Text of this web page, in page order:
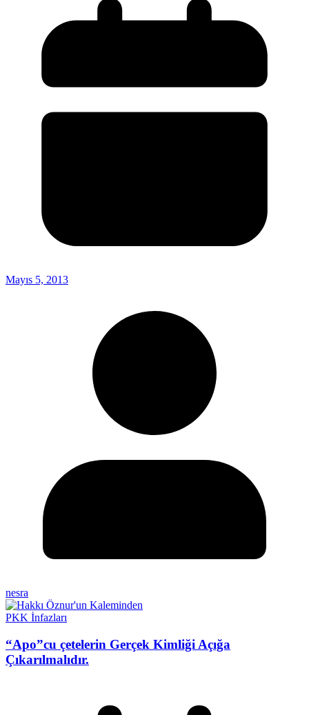
Mayıs 5, 2013
nesra
PKK İnfazları
“Apo”cu çetelerin Gerçek Kimliği Açığa
Çıkarılmalıdır.